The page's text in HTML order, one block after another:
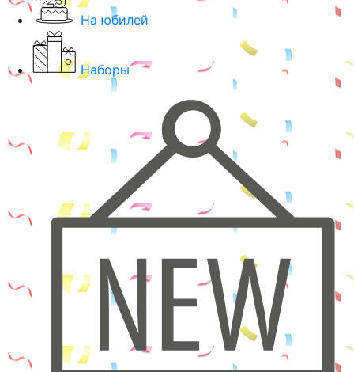
На юбилей
Наборы